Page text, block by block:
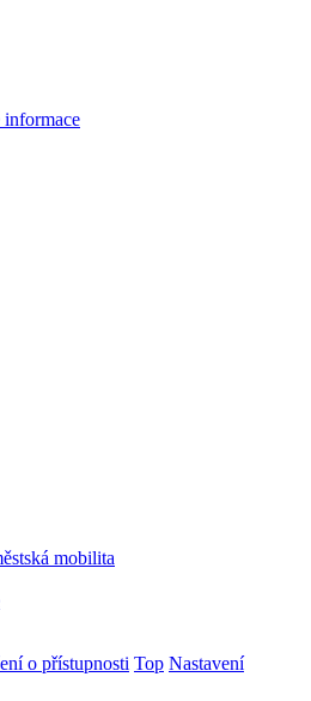
informace
mobilita
o přístupnosti Top Nastavení